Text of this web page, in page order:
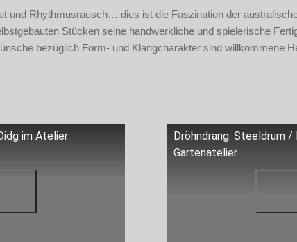
und Rhythmusrausch… dies ist die Faszination der
Stücken seine handwerkliche und spielerische
bezüglich Form- und Klangcharakter sind willkommene
im Atelier
Dröhndrang: Steeldrum /
Gartenatelier